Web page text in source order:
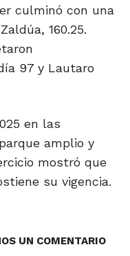
culminó con una
160.25.
97 y Lautaro
en las
amplio y
mostró que
su vigencia.
UN COMENTARIO